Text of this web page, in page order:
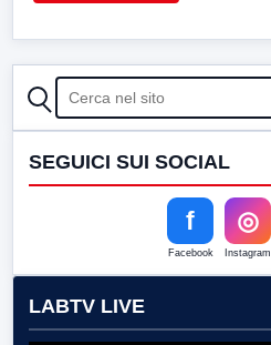
CERCA
SEGUICI SUI SOCIAL
f
Facebook
◎
Instagram
LABTV LIVE